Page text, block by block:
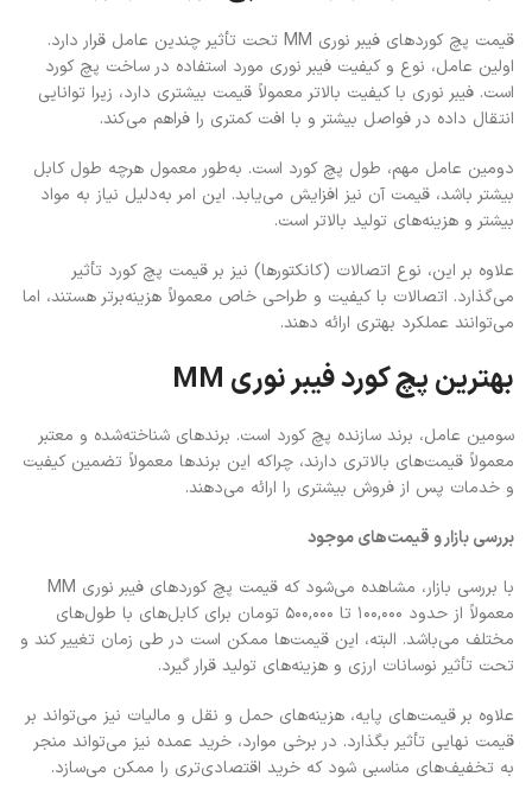
قیمت پچ کوردهای فیبر نوری MM تحت تأثیر چندین عامل قرار دارد.
اولین عامل، نوع و کیفیت فیبر نوری مورد استفاده در ساخت پچ کورد
است. فیبر نوری با کیفیت بالاتر معمولاً قیمت بیشتری دارد، زیرا توانایی
انتقال داده در فواصل بیشتر و با افت کمتری را فراهم می‌کند.
دومین عامل مهم، طول پچ کورد است. به‌طور معمول هرچه طول کابل
بیشتر باشد، قیمت آن نیز افزایش می‌یابد. این امر به‌دلیل نیاز به مواد
بیشتر و هزینه‌های تولید بالاتر است.
علاوه بر این، نوع اتصالات (کانکتورها) نیز بر قیمت پچ کورد تأثیر
می‌گذارد. اتصالات با کیفیت و طراحی خاص معمولاً هزینه‌برتر هستند، اما
می‌توانند عملکرد بهتری ارائه دهند.
بهترین پچ کورد فیبر نوری MM
سومین عامل، برند سازنده پچ کورد است. برندهای شناخته‌شده و معتبر
معمولاً قیمت‌های بالاتری دارند، چراکه این برندها معمولاً تضمین کیفیت
و خدمات پس از فروش بیشتری را ارائه می‌دهند.
بررسی بازار و قیمت‌های موجود
با بررسی بازار، مشاهده می‌شود که قیمت پچ کوردهای فیبر نوری MM
معمولاً از حدود 100,000 تا 500,000 تومان برای کابل‌های با طول‌های
مختلف می‌باشد. البته، این قیمت‌ها ممکن است در طی زمان تغییر کند و
تحت تأثیر نوسانات ارزی و هزینه‌های تولید قرار گیرد.
علاوه بر قیمت‌های پایه، هزینه‌های حمل و نقل و مالیات نیز می‌تواند بر
قیمت نهایی تأثیر بگذارد. در برخی موارد، خرید عمده نیز می‌تواند منجر
به تخفیف‌های مناسبی شود که خرید اقتصادی‌تری را ممکن می‌سازد.